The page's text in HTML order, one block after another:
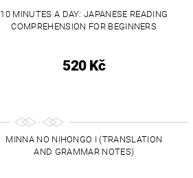
10 MINUTES A DAY: JAPANESE READING
COMPREHENSION FOR BEGINNERS
520 Kč
MINNA NO NIHONGO I (TRANSLATION
AND GRAMMAR NOTES)